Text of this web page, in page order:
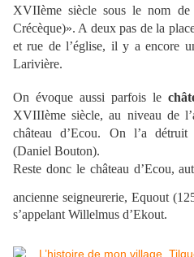
XVIIème siècle sous le nom de
Crécèque)». A deux pas de la
et rue de l’église, il y a encore
Larivière.
On évoque aussi parfois le
XVIIIème siècle, au niveau de
château d’Ecou. On l’a
(Daniel Bouton).
Reste donc le château d’Ecou,
ancienne seigneurerie, Equout
s’appelant Willelmus d’Ekout.